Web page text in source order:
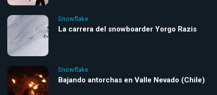
Snowflake
La carrera del snowboarder Yorgo Razis
Snowflake
Bajando antorchas en Valle Nevado (Chile)